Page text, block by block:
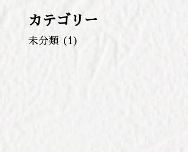
カテゴリー
未分類 (1)